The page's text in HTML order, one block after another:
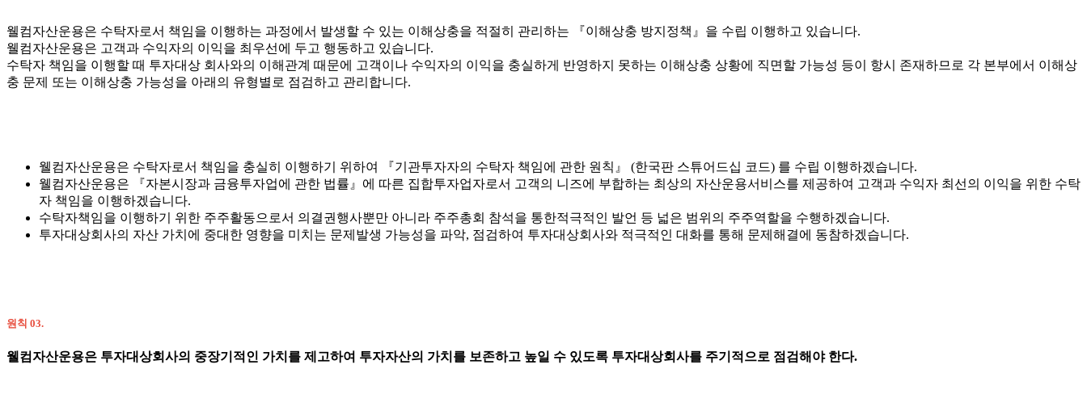
웰컴자산운용은 수탁자로서 책임을 이행하는 과정에서 발생할 수 있는 이해상충을 적절히 관리하는 『이해상충 방지정책』을 수립 이행하고 있습니다.
웰컴자산운용은 고객과 수익자의 이익을 최우선에 두고 행동하고 있습니다.
수탁자 책임을 이행할 때 투자대상 회사와의 이해관계 때문에 고객이나 수익자의 이익을 충실하게 반영하지 못하는 이해상충 상황에 직면할 가능성 등이 항시 존재하므로 각 본부에서 이해상
충 문제 또는 이해상충 가능성을 아래의 유형별로 점검하고 관리합니다.
웰컴자산운용은 수탁자로서 책임을 충실히 이행하기 위하여 『기관투자자의 수탁자 책임에 관한 원칙』 (한국판 스튜어드십 코드) 를 수립 이행하겠습니다.
웰컴자산운용은 『자본시장과 금융투자업에 관한 법률』에 따른 집합투자업자로서 고객의 니즈에 부합하는 최상의 자산운용서비스를 제공하여 고객과 수익자 최선의 이익을 위한 수탁
자 책임을 이행하겠습니다.
수탁자책임을 이행하기 위한 주주활동으로서 의결권행사뿐만 아니라 주주총회 참석을 통한적극적인 발언 등 넓은 범위의 주주역할을 수행하겠습니다.
투자대상회사의 자산 가치에 중대한 영향을 미치는 문제발생 가능성을 파악, 점검하여 투자대상회사와 적극적인 대화를 통해 문제해결에 동참하겠습니다.
원칙 03.
웰컴자산운용은 투자대상회사의 중장기적인 가치를 제고하여 투자자산의 가치를 보존하고 높일 수 있도록 투자대상회사를 주기적으로 점검해야 한다.